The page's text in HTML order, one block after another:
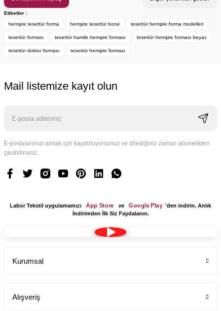
Labor Medikal Tekstil
Etiketler :
hemşire tesettür forma
hemşire tesettür bone tesettür hemşire forma modelleri
tesettür forması tesettür hamile hemşire forması tesettür hemşire forması beyaz
tesettür doktor forması tesettür hemşire forması
Mail listemize kayıt olun
E-postalarımızı almak için kaydoluyorsunuz ve dilediğiniz zaman abonelikten
çıkabilirsiniz.
Labor Tekstil uygulamamızı App Store ve Google Play 'den indirin. Anlık
İndirimden İlk Siz Faydalanın.
Kurumsal
Alışveriş